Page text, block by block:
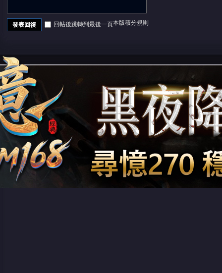
本版積分規則
發表回復 回帖後跳轉到最後一頁